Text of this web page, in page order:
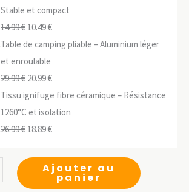
Stable et compact
14.99€ Le
prix
initial
était :
14.99 €.
10.49€Le
prix
est :
10.49 €.
Table de camping pliable – Aluminium léger
et enroulable
29.99€ Le
prix
initial
était :
20.99€Le
prix
actuel
est :
Tissu ignifuge fibre céramique – Résistance
1260°C et isolation
26.99€ Le
initial
18.89€Le
actuel
est :
Ajouter au
panier